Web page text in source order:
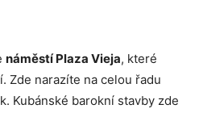
náměstí Plaza Vieja, které
Zde narazíte na celou řadu
Kubánské barokní stavby zde